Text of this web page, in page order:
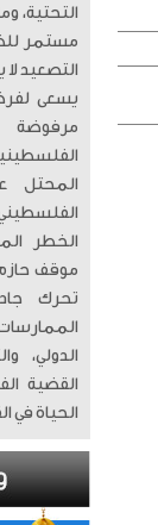
التحتية،
مستمر
التصعيد
يسعى
مرفوضة
المحتل
الخطر
موقف حازم
تحرك
الدولي،
القضية
الحياة في